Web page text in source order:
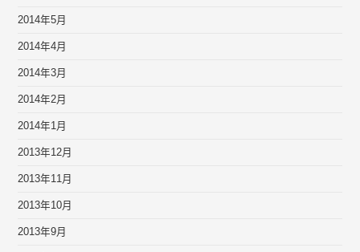
2014年5月
2014年4月
2014年3月
2014年2月
2014年1月
2013年12月
2013年11月
2013年10月
2013年9月